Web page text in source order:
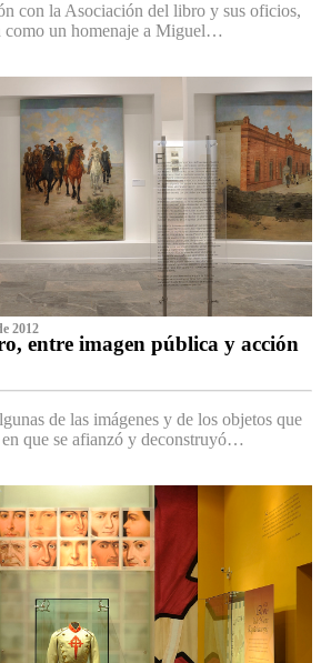
con la Asociación del libro y sus oficios,
como un homenaje a Miguel…
2012
entre imagen pública y acción
de las imágenes y de los objetos que
en que se afianzó y deconstruyó…